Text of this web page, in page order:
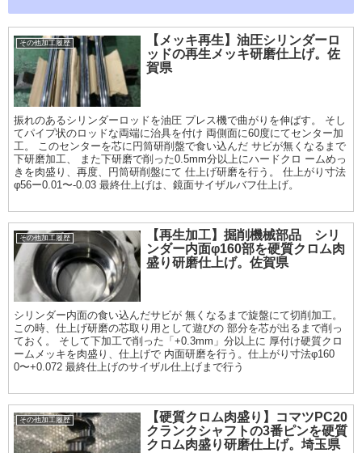
その他加工履歴
【メッキ再生】油圧シリンダーロ
ッドの再生メッキ研磨仕上げ。佐
賀県
振れのあるシリンダーロッドを油圧 プレス機で曲がりを伸ばす。 そし
てパイプ状のロッドな両端に治具を付け 両側面に60度にてセンター加
工。 このセンターを芯に円筒研削盤で食い込んだ サビが無くなるまで
下研磨加工、 また下研磨で削った0.5mm分以上にハードクロ ームめっ
きを肉盛り、再度、円筒研削盤にて 仕上げ研磨を行う。 仕上がり寸法
φ56ー0.01〜-0.03 最終仕上げは、鏡面サイザルバフ仕上げ。
その他加工履歴
【再生加工】掘削機械部品 シリ
ンダー内面φ160部を硬質クロム肉
盛り研磨仕上げ。佐賀県
シリンダー内面の食い込んだサビが 無くなるまで旋盤にて切削加工。
この時、仕上げ研磨の芯取り用として遊びの 部分を芯が出るまで削っ
ておく。 そして下加工で削った「+0.3mm」分以上に 厚付け硬質クロ
ームメッキを肉盛り、仕上げで 内面研磨を行う。仕上がり寸法φ160
0〜+0.072 最終仕上げのサイザル仕上げまで行う
その他加工履歴
【硬質クロム肉盛り】コマツPC20
クランクシャフトの3番ピンを硬質
クロム肉盛り研磨仕上げ。埼玉県